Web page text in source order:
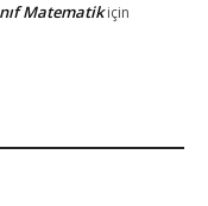
Matematikiçin